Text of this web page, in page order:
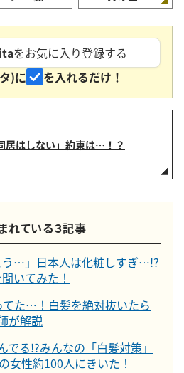
をお気に入り登録する
)に
を入れるだけ！
居はしない」約束は…！？
れている３記事
う…」日本人は化粧しすぎ…!?
いてみた！
た…！白髪を絶対抜いたら
が解説
る!?みんなの「白髪対策」
女性約100人にきいた！